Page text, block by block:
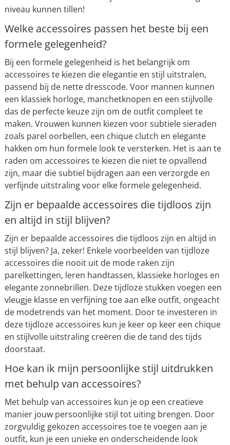
niveau kunnen tillen!
Welke accessoires passen het beste bij een
formele gelegenheid?
Bij een formele gelegenheid is het belangrijk om
accessoires te kiezen die elegantie en stijl uitstralen,
passend bij de nette dresscode. Voor mannen kunnen
een klassiek horloge, manchetknopen en een stijlvolle
das de perfecte keuze zijn om de outfit compleet te
maken. Vrouwen kunnen kiezen voor subtiele sieraden
zoals parel oorbellen, een chique clutch en elegante
hakken om hun formele look te versterken. Het is aan te
raden om accessoires te kiezen die niet te opvallend
zijn, maar die subtiel bijdragen aan een verzorgde en
verfijnde uitstraling voor elke formele gelegenheid.
Zijn er bepaalde accessoires die tijdloos zijn
en altijd in stijl blijven?
Zijn er bepaalde accessoires die tijdloos zijn en altijd in
stijl blijven? Ja, zeker! Enkele voorbeelden van tijdloze
accessoires die nooit uit de mode raken zijn
parelkettingen, leren handtassen, klassieke horloges en
elegante zonnebrillen. Deze tijdloze stukken voegen een
vleugje klasse en verfijning toe aan elke outfit, ongeacht
de modetrends van het moment. Door te investeren in
deze tijdloze accessoires kun je keer op keer een chique
en stijlvolle uitstraling creëren die de tand des tijds
doorstaat.
Hoe kan ik mijn persoonlijke stijl uitdrukken
met behulp van accessoires?
Met behulp van accessoires kun je op een creatieve
manier jouw persoonlijke stijl tot uiting brengen. Door
zorgvuldig gekozen accessoires toe te voegen aan je
outfit, kun je een unieke en onderscheidende look